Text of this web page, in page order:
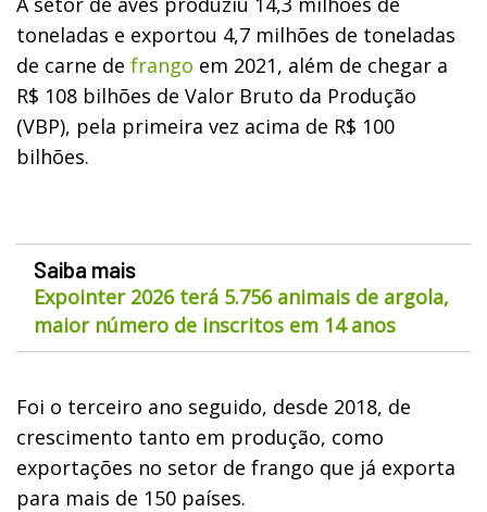
toneladas e exportou 4,7 milhões de toneladas
de carne de frango em 2021, além de chegar a
R$ 108 bilhões de Valor Bruto da Produção
(VBP), pela primeira vez acima de R$ 100
bilhões.
Saiba mais
Expointer 2026 terá 5.756 animais de argola,
maior número de inscritos em 14 anos
Foi o terceiro ano seguido, desde 2018, de
crescimento tanto em produção, como
exportações no setor de frango que já exporta
para mais de 150 países.